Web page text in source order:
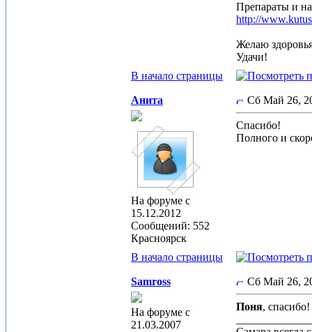
Препараты и
http://
Желаю
Удачи!
В начало страницы
Анита
На форуме с
15.12.2012
Сообщений: 552
Красноярск
Сб Май 26,
Спасибо!
Полного и
В начало страницы
Samross
На форуме с
21.03.2007
Сб Май 26,
Поня,